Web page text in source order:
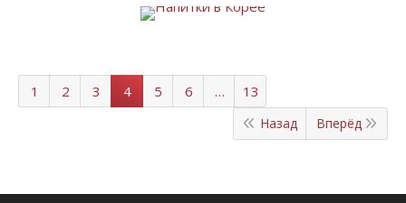
1 2 3 4 5 6 … 13
Назад Вперёд